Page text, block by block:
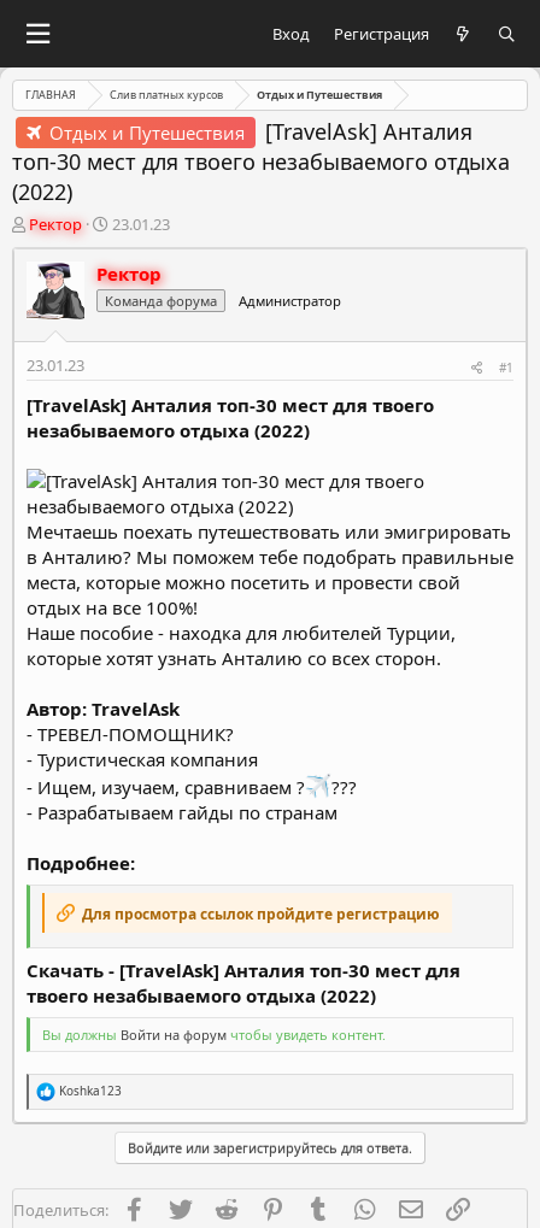
Вход Регистрация
ГЛАВНАЯ Слив платных курсов Отдых и Путешествия
Отдых и Путешествия
[TravelAsk] Анталия
топ-30 мест для твоего незабываемого отдыха
(2022)
А
в
р
м
ы
Ректор
Д
а
т
а
н
а
л
а
23.01.23
Ректор
Команда форума Администратор
23.01.23 #1
[TravelAsk] Анталия топ-30 мест для твоего
незабываемого отдыха (2022)
Мечтаешь поехать путешествовать или эмигрировать
в Анталию? Мы поможем тебе подобрать правильные
места, которые можно посетить и провести свой
отдых на все 100%!
Наше пособие - находка для любителей Турции,
которые хотят узнать Анталию со всех сторон.
Автор: TravelAsk
- ТРЕВЕЛ-ПОМОЩНИК?
- Туристическая компания
- Ищем, изучаем, сравниваем ?
???
- Разрабатываем гайды по странам
Подробнее:
Для просмотра ссылок пройдите регистрацию
Скачать - [TravelAsk] Анталия топ-30 мест для
твоего незабываемого отдыха (2022)
Вы должны Войти на форум чтобы увидеть контент.
Р
е
а
и
:
Koshka123
Войдите или зарегистрируйтесь для ответа.
Поделиться: FacebookTwitter Reddit PinterestTumblr WhatsAppЭлектронная